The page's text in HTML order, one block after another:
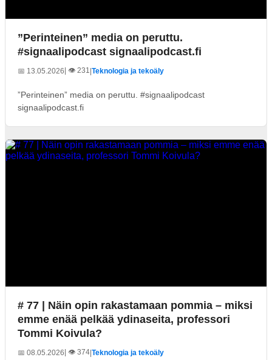
”Perinteinen” media on peruttu.
#signaalipodcast signaalipodcast.fi
📅 13.05.2026| 👁️ 231 Teknologia ja tekoäly
”Perinteinen” media on peruttu. #signaalipodcast
signaalipodcast.fi
# 77 | Näin opin rakastamaan pommia – miksi
emme enää pelkää ydinaseita, professori
Tommi Koivula?
📅 08.05.2026| 👁️ 374 Teknologia ja tekoäly